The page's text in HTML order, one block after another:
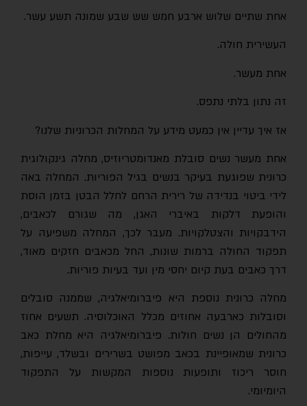
אחת שתיים שלוש ארבע חמש שש שבע שמונה תשע עשר.
העשירית חולה.
אחת מעשר.
זה נתון בלתי נתפס.
אז איך עדיין אין כמעט מידע על המחלות הכרוניות שלנו?
אחת מעשר נשים סובלת מאנדומטריוזיס, מחלה גינקולוגית
כרונית שפוגעת בעיקר בנשים בגיל הפוריות. המחלה באה
לידי ביטוי בנדידה של רירית הרחם לחלל הבטן בזמן הוסת
והופעת דלקות באיברי האגן, מה שגורם לכאבים,
הידבקויות והצטלקויות. מעבר לכך, המחלה משפיעה על
תפקוד החולה ברמות שונות, החל מכאבים חזקים מאוד,
דרך כאבים בעת קיום יחסי מין ועד בעיות פוריות.
מחלה כרונית נוספת היא פיברומיאלגיה, שממנה סובלים
וסובלות כארבעה אחוזים מכלל האוכלוסיה. תשעים אחוז
מהחולים הן נשים חולות. פיברומיאלגיה היא מחלת כאב
כרונית שמאופיינת בכאב מפושט בשרירים ובשלד, עייפות,
חוסר ריכוז ותופעות נוספות המקשות על התפקוד
היומיומי.